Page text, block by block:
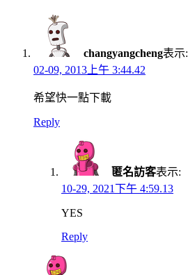
changyangcheng表示:
02-09, 2013上午 3:44.42
希望快一點下載
Reply
匿名訪客表示:
10-29, 2021下午 4:59.13
YES
Reply